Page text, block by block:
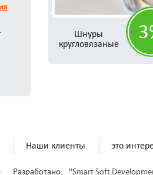
Шнуры
кругловязаные
Наши клиенты это
Разработано: "Smart Soft